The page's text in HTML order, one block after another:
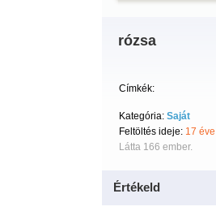
rózsa
Címkék:
Kategória: Saját
Feltöltés ideje: 17 éve
Látta 166 ember.
Értékeld